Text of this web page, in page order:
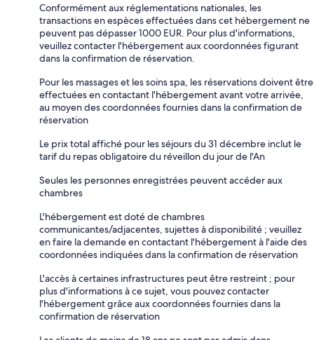
Conformément aux réglementations nationales, les
transactions en espèces effectuées dans cet hébergement ne
peuvent pas dépasser 1000 EUR. Pour plus d'informations,
veuillez contacter l'hébergement aux coordonnées figurant
dans la confirmation de réservation.
Pour les massages et les soins spa, les réservations doivent être
effectuées en contactant l'hébergement avant votre arrivée,
au moyen des coordonnées fournies dans la confirmation de
réservation
Le prix total affiché pour les séjours du 31 décembre inclut le
tarif du repas obligatoire du réveillon du jour de l'An
Seules les personnes enregistrées peuvent accéder aux
chambres
L'hébergement est doté de chambres
communicantes/adjacentes, sujettes à disponibilité ; veuillez
en faire la demande en contactant l'hébergement à l'aide des
coordonnées indiquées dans la confirmation de réservation
L'accès à certaines infrastructures peut être restreint ; pour
plus d'informations à ce sujet, vous pouvez contacter
l'hébergement grâce aux coordonnées fournies dans la
confirmation de réservation